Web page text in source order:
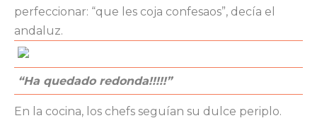
perfeccionar: “que les coja confesaos”, decía el
andaluz.
“Ha quedado redonda!!!!!”
En la cocina, los chefs seguían su dulce periplo.